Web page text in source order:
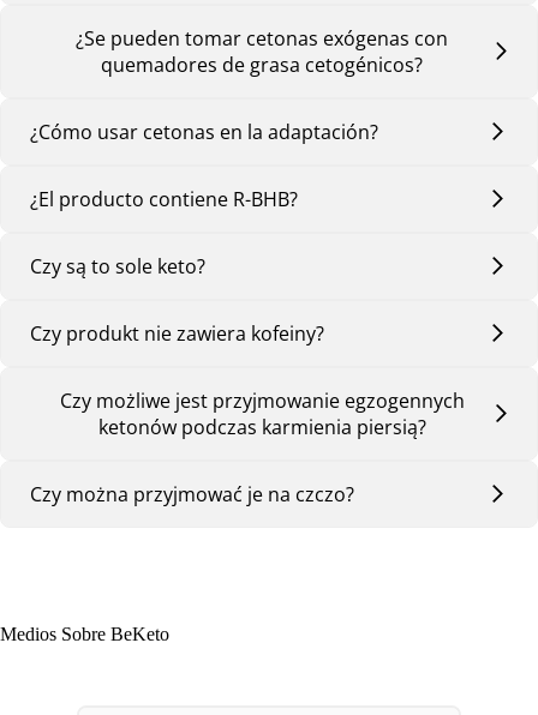
¿Se pueden tomar cetonas exógenas con
quemadores de grasa cetogénicos?
¿Cómo usar cetonas en la adaptación?
¿El producto contiene R-BHB?
Czy są to sole keto?
Czy produkt nie zawiera kofeiny?
Czy możliwe jest przyjmowanie egzogennych
ketonów podczas karmienia piersią?
Czy można przyjmować je na czczo?
Medios Sobre BeKeto